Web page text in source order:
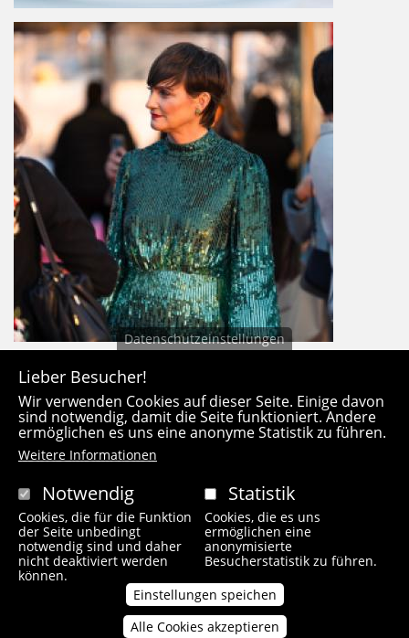
Datenschutzeinstellungen
Lieber Besucher!
Wir verwenden Cookies auf dieser Seite. Einige davon
sind notwendig, damit die Seite funktioniert. Andere
ermöglichen es uns eine anonyme Statistik zu führen.
Weitere Informationen
Notwendig
Cookies, die für die Funktion
der Seite unbedingt
notwendig sind und daher
nicht deaktiviert werden
können.
Statistik
Cookies, die es uns
ermöglichen eine
anonymisierte
Besucherstatistik zu führen.
Einstellungen speichen
Alle Cookies akzeptieren